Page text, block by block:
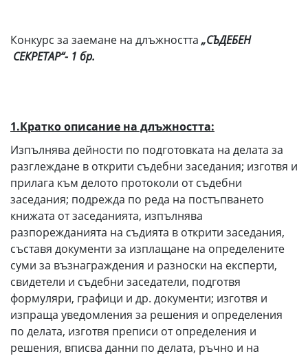
Конкурс за заемане на длъжността „СЪДЕБЕН
СЕКРЕТАР“- 1 бр.
1.Кратко описание на длъжността:
Изпълнява дейности по подготовката на делата за
разглеждане в открити съдебни заседания; изготвя и
прилага към делото протоколи от съдебни
заседания; подрежда по реда на постъпването
книжата от заседанията, изпълнява
разпорежданията на съдията в открити заседания,
съставя документи за изплащане на определените
суми за възнаграждения и разноски на експерти,
свидетели и съдебни заседатели, подготвя
формуляри, графици и др. документи; изготвя и
изпраща уведомления за решения и определения
по делата, изготвя преписи от определения и
решения, вписва данни по делата, ръчно и на